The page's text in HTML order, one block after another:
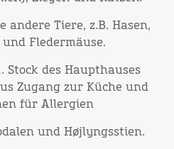
andere Tiere, z.B. Hasen,
Fledermäuse.
Stock des Haupthauses
Zugang zur Küche und
für Allergien
und Højlyngsstien.